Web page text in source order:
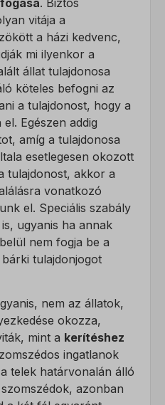
vitája a
a házi kedvenc,
mi ilyenkor a
állat tulajdonosa
köteles befogni az
a tulajdonost, hogy a
Egészen addig
amíg a tulajdonosa
esetlegesen okozott
tulajdonost, akkor a
vonatkozó
el. Speciális szabály
ugyanis ha annak
nem fogja be a
tulajdonjogot
nem az állatok,
okozza,
mint a kerítéshez
ingatlanok
telek határvonalán álló
azonban